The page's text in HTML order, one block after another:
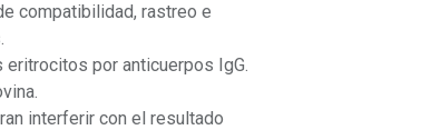
compatibilidad, rastreo e
por anticuerpos IgG.
interferir con el resultado